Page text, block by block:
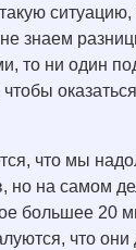
ситуацию,
знаем
то ни один
чтобы
что мы
но на самом
большее 20
что они